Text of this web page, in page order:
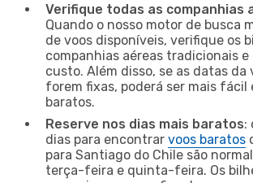
Verifique todas as companhias
Quando o nosso motor de busca
de voos disponíveis, verifique os
companhias aéreas tradicionais e
custo. Além disso, se as datas da
forem fixas, poderá ser mais fácil
baratos.
Reserve nos dias mais baratos:
dias para encontrar voos baratos
para Santiago do Chile são
terça-feira e quinta-feira. Os